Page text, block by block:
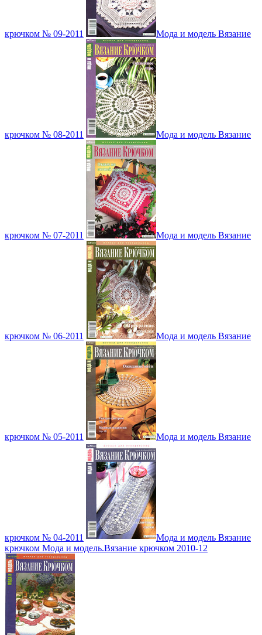
крючком № 09-2011 Мода и модель Вязание
крючком № 08-2011 Мода и модель Вязание
крючком № 07-2011 Мода и модель Вязание
крючком № 06-2011 Мода и модель Вязание
крючком № 05-2011 Мода и модель Вязание
крючком № 04-2011
Мода и модель Вязание
крючком Мода и модель.Вязание крючком 2010-12